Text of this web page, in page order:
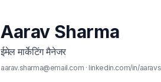
Aarav Sharma
ईमेल मार्केटिंग मैनेजर
aarav.sharma@email.com · linkedin.com/in/